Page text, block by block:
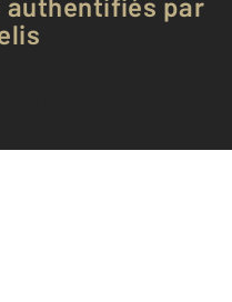
clients